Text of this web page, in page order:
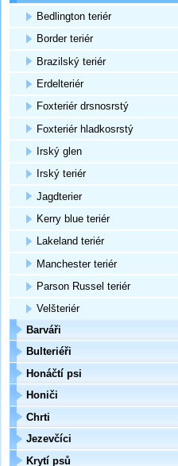
Bedlington teriér
Border teriér
Brazilský teriér
Erdelteriér
Foxteriér drsnosrstý
Foxteriér hladkosrstý
Irský glen
Irský teriér
Jagdterier
Kerry blue teriér
Lakeland teriér
Manchester teriér
Parson Russel teriér
Velšteriér
Barváři
Bulteriéři
Honáčtí psi
Honiči
Chrti
Jezevčíci
Krytí psů